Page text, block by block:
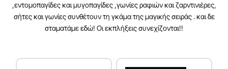
,εντομοπαγίδες και μυγοπαγίδες ,γωνίες ραφιών και ζαρντινιέρες,
σήτες και γωνίες συνθέτουν τη γκάμα της μαγικής σειράς . και δε
σταματάμε εδώ! Οι εκπλήξεις συνεχίζονται!!